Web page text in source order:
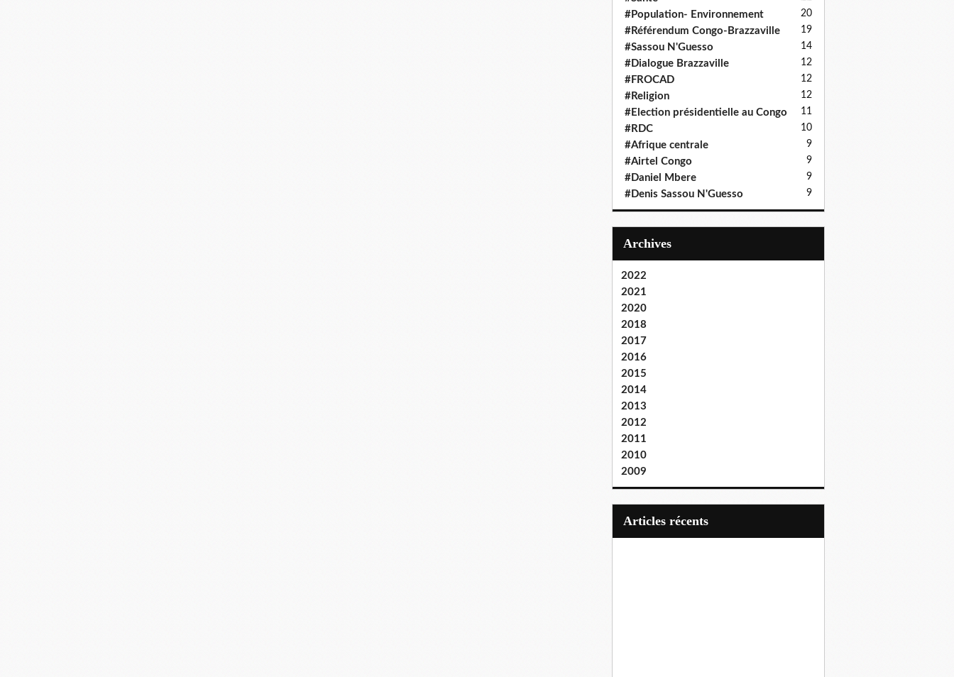
#Population- Environnement 20
#Référendum Congo-Brazzaville 19
#Sassou N'Guesso 14
#Dialogue Brazzaville 12
#FROCAD 12
#Religion 12
#Election présidentielle au Congo 11
#RDC 10
#Afrique centrale 9
#Airtel Congo 9
#Daniel Mbere 9
#Denis Sassou N'Guesso 9
Archives
2022
2021
2020
2018
2017
2016
2015
2014
2013
2012
2011
2010
2009
articles récents